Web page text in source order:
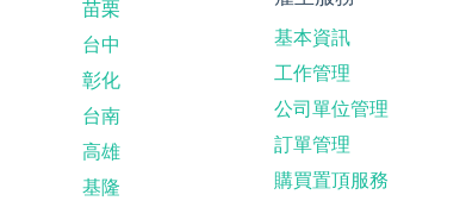
苗栗
台中
彰化
台南
高雄
基隆
基本資訊
工作管理
公司單位管理
訂單管理
購買置頂服務